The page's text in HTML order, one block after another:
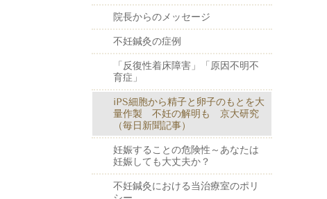
院長からのメッセージ
不妊鍼灸の症例
「反復性着床障害」「原因不明不
育症」
iPS細胞から精子と卵子のもとを大
量作製 不妊の解明も 京大研究
（毎日新聞記事）
妊娠することの危険性～あなたは
妊娠しても大丈夫か？
不妊鍼灸における当治療室のポリ